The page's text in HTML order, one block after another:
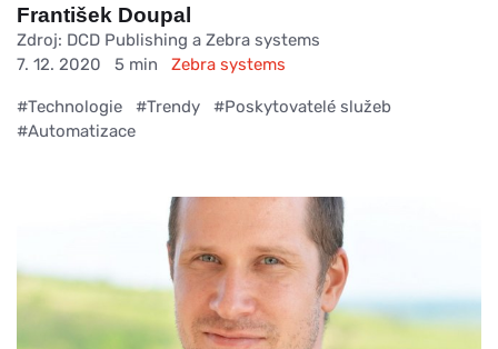
František Doupal
Zdroj: DCD Publishing a Zebra systems
7. 12. 2020
5 min Zebra systems
#Technologie #Trendy
#Poskytovatelé služeb
#Automatizace